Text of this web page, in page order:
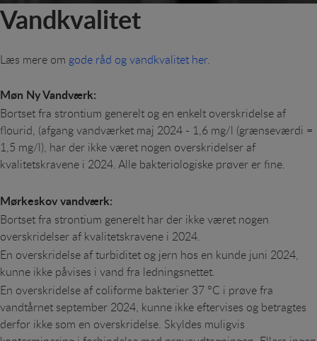
Vandkvalitet
Læs mere om gode råd og vandkvalitet her.
Møn Ny Vandværk:
Bortset fra strontium generelt og en enkelt overskridelse af
flourid, (afgang vandværket maj 2024 - 1,6 mg/l (grænseværdi =
1,5 mg/l), har der ikke været nogen overskridelser af
kvalitetskravene i 2024. Alle bakteriologiske prøver er fine.
Mørkeskov vandværk:
Bortset fra strontium generelt har der ikke været nogen
overskridelser af kvalitetskravene i 2024.
En overskridelse af turbiditet og jern hos en kunde juni 2024,
kunne ikke påvises i vand fra ledningsnettet.
En overskridelse af coliforme bakterier 37 °C i prøve fra
vandtårnet september 2024, kunne ikke eftervises og betragtes
derfor ikke som en overskridelse. Skyldes muligvis